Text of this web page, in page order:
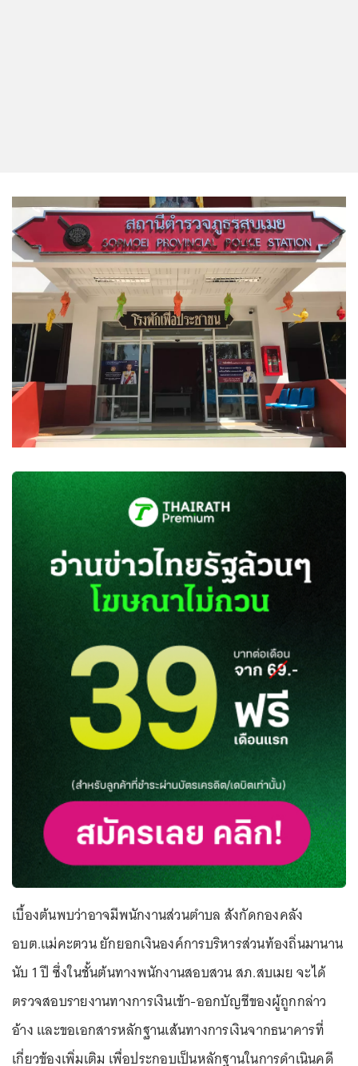
เบื้องต้นพบว่าอาจมีพนักงานส่วนตำบล สังกัดกองคลัง
อบต.แม่คะตวน ยักยอกเงินองค์การบริหารส่วนท้องถิ่นมานาน
นับ 1 ปี ซึ่งในชั้นต้นทางพนักงานสอบสวน สภ.สบเมย จะได้
ตรวจสอบรายงานทางการเงินเข้า-ออกบัญชีของผู้ถูกกล่าว
อ้าง และขอเอกสารหลักฐานเส้นทางการเงินจากธนาคารที่
เกี่ยวข้องเพิ่มเติม เพื่อประกอบเป็นหลักฐานในการดำเนินคดี